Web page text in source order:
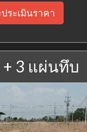
ระเมินราคา
+ 3 แผ่นทึบ